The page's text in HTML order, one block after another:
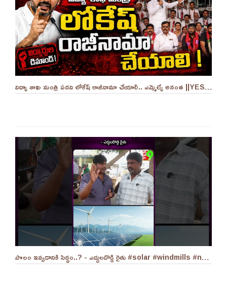
విద్యా శాఖ మంత్రి పదవి లోకేష్ రాజీనామా చేయాలీ.. ఎమ్మెల్యే అనంత ||YES 9TV
పొలం ఇవ్వడానికి సిద్ధం..? - ఎద్దులదొడ్డి రైతు #solar #windmills #naralokesh #solarenergy